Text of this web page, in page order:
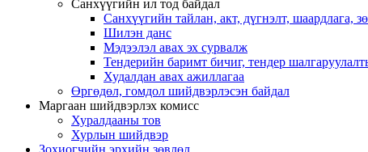
Санхүүгийн ил тод байдал
Санхүүгийн тайлан, акт, дүгнэлт, шаардлага,
Шилэн данс
Мэдээлэл авах эх сурвалж
Тендерийн баримт бичиг, тендер
Худалдан авах ажиллагаа
Өргөдөл, гомдол шийдвэрлэсэн байдал
Маргаан шийдвэрлэх комисс
Хуралдааны тов
Хурлын шийдвэр
Зохиогчийн эрхийн зөвлөл